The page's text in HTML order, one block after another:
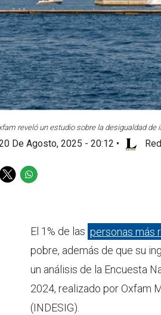
reveló un estudio sobre la desigualdad de
De Agosto, 2025 - 20:12 •
T
W
s
p
p
El 1% de las personas más
pobre, además de que su
un análisis de la Encuesta
2024, realizado por Oxfam
(INDESIG).